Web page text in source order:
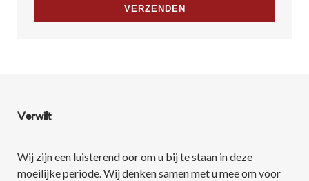
Verwilt
Wij zijn een luisterend oor om u bij te staan in deze
moeilijke periode. Wij denken samen met u mee om voor